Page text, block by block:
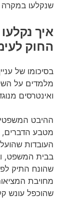
שנקלעו
איך
החוק
בסיכומו של
מלמדים על
ואינטרסים
ההיבט
מטבע הדברים,
העובדות
בבית המשפט,
שהונח התיק
מחויבת
שהוכפל עונש